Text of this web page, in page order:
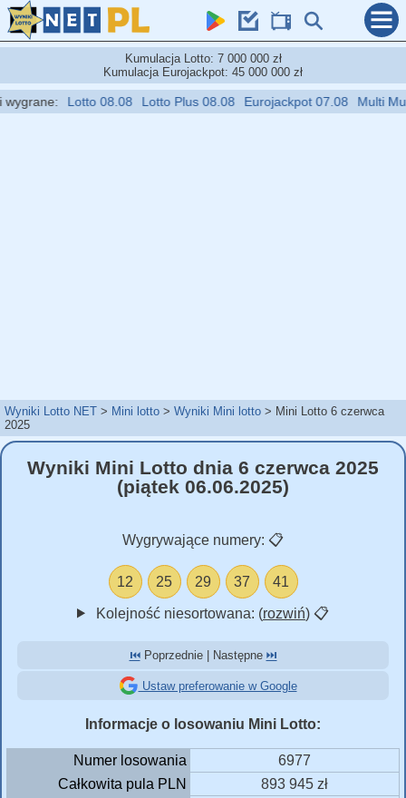
Kumulacja Lotto: 7 000 000 zł
Kumulacja Eurojackpot: 45 000 000 zł
Lotto 08.08 Lotto Plus 08.08 Eurojackpot 07.08 Multi Multi
Wyniki Lotto NET Mini lotto Wyniki Mini lotto
Mini Lotto 6 czerwca
2025
Wyniki Mini Lotto dnia 6 czerwca 2025
(piątek 06.06.2025)
Wygrywające numery: 📋
12 25 29 37 41
Kolejność niesortowana: (rozwiń) 📋
⏮️Poprzednie | Następne ⏭️
Ustaw preferowanie w Google
Informacje o losowaniu Mini Lotto:
Numer losowania
6977
Całkowita pula PLN
893 945 zł